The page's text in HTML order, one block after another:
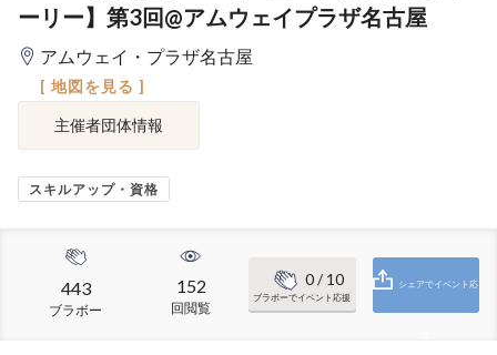
ーリー】第3回@アムウェイプラザ名古屋
アムウェイ・プラザ名古屋
[ 地図を見る ]
主催者団体情報
スキルアップ・資格
443
ブラボー
152
回閲覧
0/ 10
ブラボーでイベント応援
シェアでイベント応